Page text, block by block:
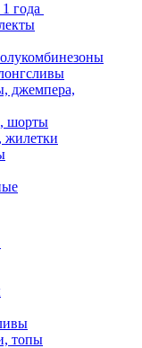
года
джемпера,
шорты
жилетки
топы